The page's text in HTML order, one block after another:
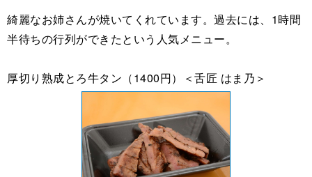
綺麗なお姉さんが焼いてくれています。過去には、1時間
半待ちの行列ができたという人気メニュー。
厚切り熟成とろ牛タン（1400円）＜舌匠 はま乃＞